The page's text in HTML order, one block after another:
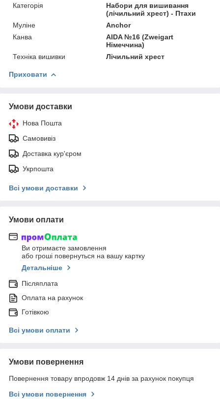
Категорія
Набори для вишивання
(лічильний хрест) - Птахи
Муліне
Anchor
Канва
AIDA №16 (Zweigart
Німеччина)
Техніка вишивки
Лічильний хрест
Приховати
Умови доставки
Нова Пошта
Самовивіз
Доставка кур'єром
Укрпошта
Всі умови доставки
Умови оплати
Ви отримаєте замовлення
або гроші повернуться на вашу картку
Детальніше
Післяплата
Оплата на рахунок
Готівкою
Всі умови оплати
Умови повернення
Повернення товару впродовж 14 днів за рахунок покупця
Всі умови повернення